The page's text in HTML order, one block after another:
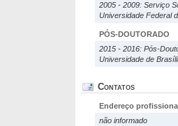
2005 - 2009: Serviço
Universidade Federal
PÓS-DOUTORADO
2015 - 2016: Pós-
Universidade de
Contatos
Endereço
não informado